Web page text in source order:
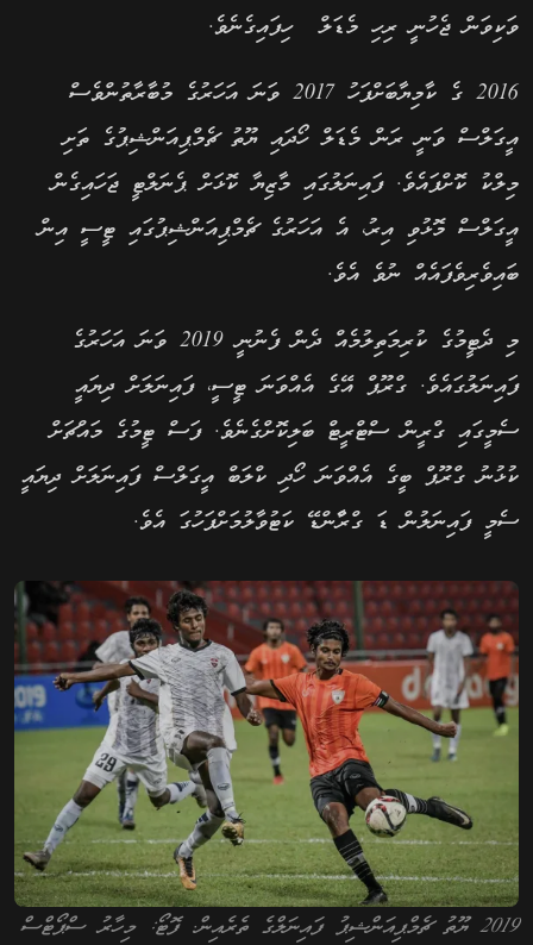
ވަކިވަން ޖެހުނީ ރިހި މެޑަލް ހިފައިގެނެވެ.
2016 ގެ ކާމިޔާބަށްފަހު 2017 ވަނަ އަހަރުގެ މުބާރާތުންވެސް
އީގަލްސް ވަނީ ރަން މެޑަލް ހޯދައި ޔޫތު ޗެމްޕިއަންޝިޕުގެ ތަށި
މިލްކު ކޮށްފައެވެ. ފައިނަލުގައި މާޒިޔާ ކޮޅަށް ޕެނަލްޓީ ޖަހައިގެން
އީގަލްސް މޮޅުވި އިރު، އެ އަހަރުގެ ޗެމްޕިއަންޝިޕުގައި ޓީސީ އިން
ބައިވެރިވެފައެއް ނުވެ އެވެ.
މި ދެޓީމުގެ ކުރިމަތިލުމެއް ދެން ފެނުނީ 2019 ވަނަ އަހަރުގެ
ފައިނަލުގައެވެ. ގްރޫޕް އޭގެ އެއްވަނަ ޓީސީ، ފައިނަލަށް ދިޔައީ
ސެމީގައި ގްރީން ސްޓްރީޓް ބަލިކޮށްގެނެވެ. ފަސް ޓީމުގެ މައްޗަށް
ކުޅުނު ގްރޫޕް ބީގެ އެއްވަނަ ހޯދި ކްލަބް އީގަލްސް ފައިނަލަށް ދިޔައީ
ސެމީ ފައިނަލުން ޑަ ގްރާްންޑޭ ކަޓުވާލުމަށްފަހުގަ އެވެ.
2019 ޔޫތު ޗެމްޕިއަންޝިޕު ފައިނަލްގެ ތެރެއިން. ފޮޓޯ: މިހާރު ސްޕޯޓްސް